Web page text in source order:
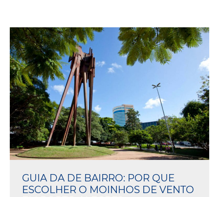
GUIA DA DE BAIRRO: POR QUE
ESCOLHER O MOINHOS DE VENTO